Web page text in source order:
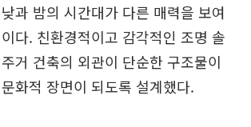
과 밤의 시간대가 다른 매력을 보여
다. 친환경적이고 감각적인 조명 솔
거 건축의 외관이 단순한 구조물이
화적 장면이 되도록 설계했다.